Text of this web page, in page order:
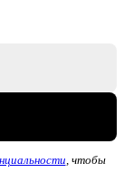
, чтобы